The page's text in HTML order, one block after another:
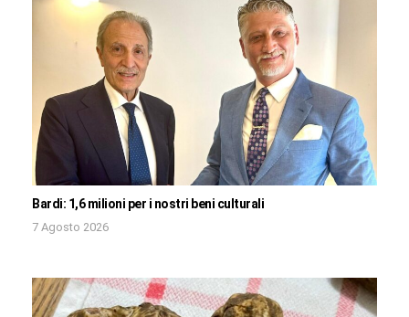
Bardi: 1,6 milioni per i nostri beni culturali
7 Agosto 2026